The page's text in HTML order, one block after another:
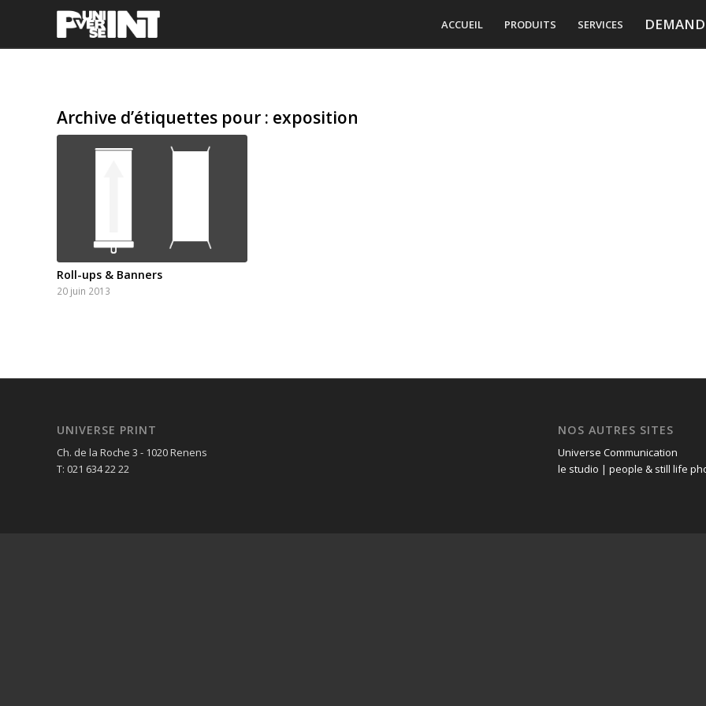
ACCUEIL PRODUITS SERVICES
Archive d’étiquettes pour : exposition
Roll-ups & Banners
20 juin 2013
UNIVERSE PRINT
Ch. de la Roche 3 - 1020 Renens
T: 021 634 22 22
NOS AUTRES SITES
Universe Communication
le studio | people & still life